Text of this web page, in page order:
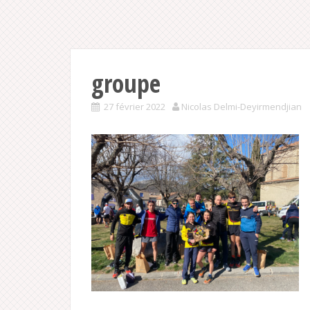
groupe
27 février 2022 Nicolas Delmi-Deyirmendjian